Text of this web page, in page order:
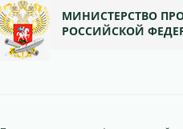
МИНИСТЕРСТВО
РОССИЙСКОЙ